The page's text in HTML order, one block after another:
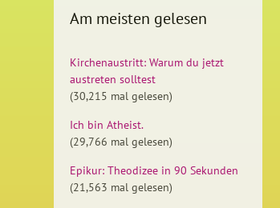
Am meisten gelesen
Kirchenaustritt: Warum du jetzt
austreten solltest
(30,215 mal gelesen)
Ich bin Atheist.
(29,766 mal gelesen)
Epikur: Theodizee in 90 Sekunden
(21,563 mal gelesen)